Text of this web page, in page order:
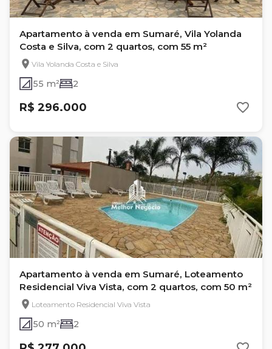
Apartamento à venda em Sumaré, Vila Yolanda
Costa e Silva, com 2 quartos, com 55 m²
Vila Yolanda Costa e Silva
55 m² 2
R$ 296.000
Apartamento à venda em Sumaré, Loteamento
Residencial Viva Vista, com 2 quartos, com 50 m²
Loteamento Residencial Viva Vista
50 m² 2